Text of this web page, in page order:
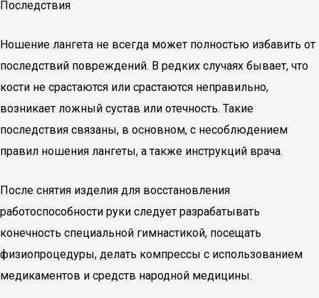
Последствия
Ношение лангета не всегда может полностью избавить от
последствий повреждений. В редких случаях бывает, что
кости не срастаются или срастаются неправильно,
возникает ложный сустав или отечность. Такие
последствия связаны, в основном, с несоблюдением
правил ношения лангеты, а также инструкций врача.
После снятия изделия для восстановления
работоспособности руки следует разрабатывать
конечность специальной гимнастикой, посещать
физиопроцедуры, делать компрессы с использованием
медикаментов и средств народной медицины.